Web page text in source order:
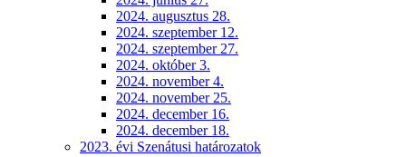
2024. augusztus 28.
2024. szeptember 12.
2024. szeptember 27.
2024. október 3.
2024. november 4.
2024. november 25.
2024. december 16.
2024. december 18.
2023. évi Szenátusi határozatok